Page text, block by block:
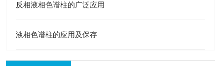
反相液相色谱柱的广泛应用
液相色谱柱的应用及保存